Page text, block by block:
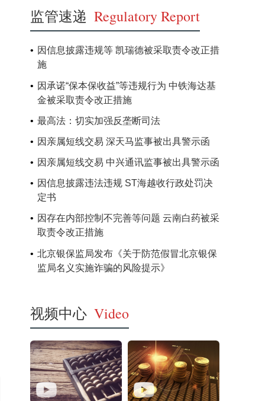
监管速递 Regulatory Report
因信息披露违规等 凯瑞德被采取责令改正措
施
因承诺“保本保收益”等违规行为 中铁海达基
金被采取责令改正措施
最高法：切实加强反垄断司法
因亲属短线交易 深天马监事被出具警示函
因亲属短线交易 中兴通讯监事被出具警示函
因信息披露违法违规 ST海越收行政处罚决
定书
因存在内部控制不完善等问题 云南白药被采
取责令改正措施
北京银保监局发布《关于防范假冒北京银保
监局名义实施诈骗的风险提示》
视频中心 Video